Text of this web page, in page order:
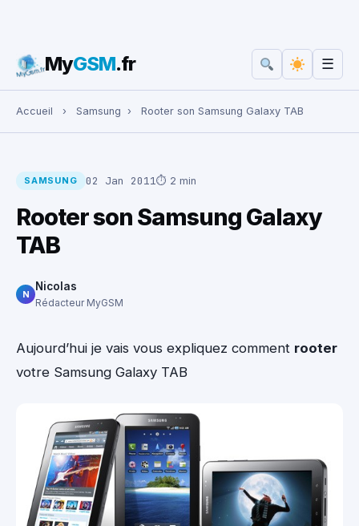
Rechercher :
MyGSM.fr ☰
Accueil › Samsung › Rooter son Samsung Galaxy TAB
SAMSUNG 02 Jan 2011⏱ 2 min
Rooter son Samsung Galaxy
TAB
N
Nicolas
Rédacteur MyGSM
Aujourd’hui je vais vous expliquez comment rooter
votre Samsung Galaxy TAB